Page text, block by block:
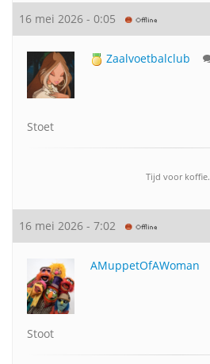
16 mei 2026 - 0:05
Zaalvoetbalclub
Stoet
Tijd voor koffie.
16 mei 2026 - 7:02
AMuppetOfAWoman
Stoot